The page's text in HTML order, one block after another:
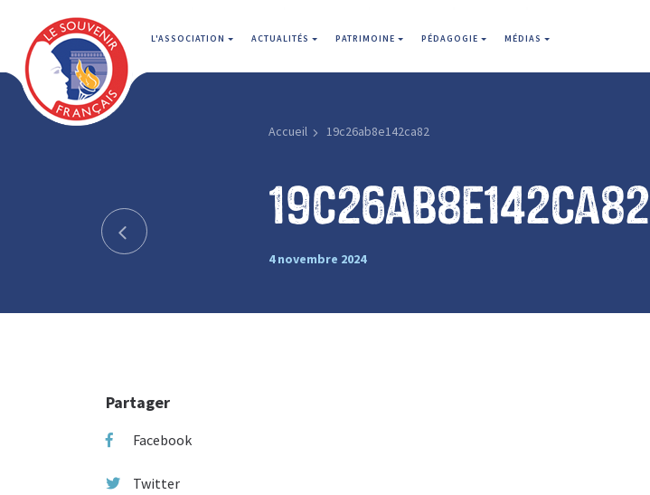
L'ASSOCIATION ACTUALITÉS PATRIMOINE PÉDAGOGIE MÉDIAS
Accueil 19c26ab8e142ca82
19c26ab8e142ca82
4 novembre 2024
Partager
Facebook
Twitter